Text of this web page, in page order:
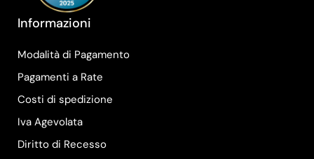
Informazioni
Modalità di Pagamento
Pagamenti a Rate
Costi di spedizione
Iva Agevolata
Diritto di Recesso